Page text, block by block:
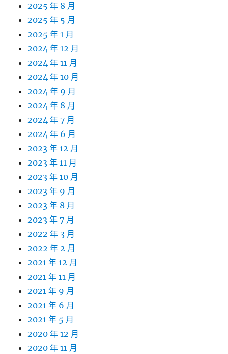
2025 年 8 月
2025 年 5 月
2025 年 1 月
2024 年 12 月
2024 年 11 月
2024 年 10 月
2024 年 9 月
2024 年 8 月
2024 年 7 月
2024 年 6 月
2023 年 12 月
2023 年 11 月
2023 年 10 月
2023 年 9 月
2023 年 8 月
2023 年 7 月
2022 年 3 月
2022 年 2 月
2021 年 12 月
2021 年 11 月
2021 年 9 月
2021 年 6 月
2021 年 5 月
2020 年 12 月
2020 年 11 月